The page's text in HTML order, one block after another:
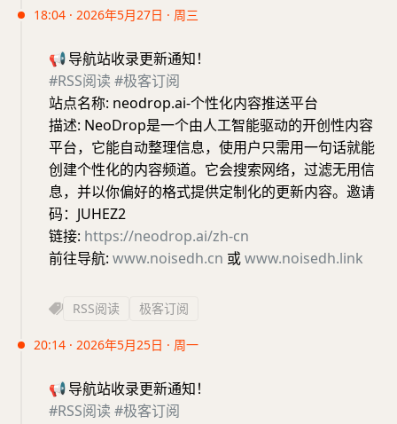
18:04 · 2026年5月27日 · 周三
📢导航站收录更新通知！
#RSS阅读 #极客订阅
站点名称: neodrop.ai-个性化内容推送平台
描述: NeoDrop是一个由人工智能驱动的开创性内容
平台，它能自动整理信息，使用户只需用一句话就能
创建个性化的内容频道。它会搜索网络，过滤无用信
息，并以你偏好的格式提供定制化的更新内容。邀请
码：JUHEZ2
链接: https://neodrop.ai/zh-cn
前往导航: www.noisedh.cn 或www.noisedh.link
RSS阅读 极客订阅
20:14 · 2026年5月25日 · 周一
📢导航站收录更新通知！
#RSS阅读 #极客订阅